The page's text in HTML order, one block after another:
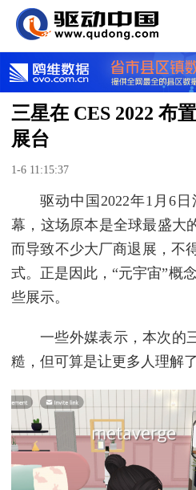
三星在 CES 2022 布
展台
1-6 11:15:37
驱动中国2022年1月6
幕，这场原本是全球最盛大
而导致不少大厂商退展，不
式。正是因此，“元宇宙”概
些展示。
一些外媒表示，本次的
糙，但可算是让更多人理解